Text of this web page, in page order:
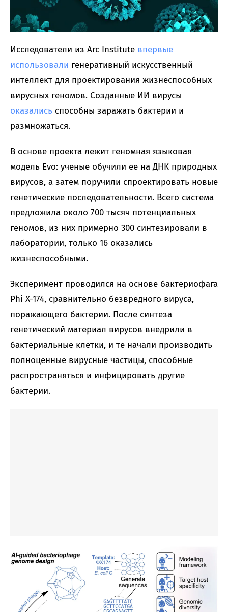
Исследователи из Arc Institute впервые
использовали генеративный искусственный
интеллект для проектирования жизнеспособных
вирусных геномов. Созданные ИИ вирусы
оказались способны заражать бактерии и
размножаться.
В основе проекта лежит геномная языковая
модель Evo: ученые обучили ее на ДНК природных
вирусов, а затем поручили спроектировать новые
генетические последовательности. Всего система
предложила около 700 тысяч потенциальных
геномов, из них примерно 300 синтезировали в
лаборатории, только 16 оказались
жизнеспособными.
Эксперимент проводился на основе бактериофага
Phi X-174, сравнительно безвредного вируса,
поражающего бактерии. После синтеза
генетический материал вирусов внедрили в
бактериальные клетки, и те начали производить
полноценные вирусные частицы, способные
распространяться и инфицировать другие
бактерии.